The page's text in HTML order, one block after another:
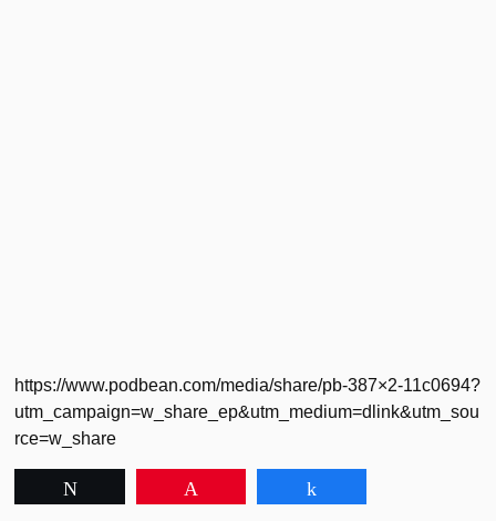
https://www.podbean.com/media/share/pb-387×2-11c0694?
utm_campaign=w_share_ep&utm_medium=dlink&utm_sou
rce=w_share